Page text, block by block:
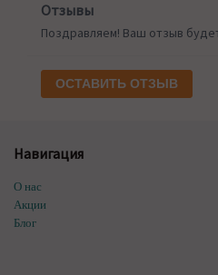
Отзывы
Поздравляем! Ваш отзыв
ОСТАВИТЬ ОТЗЫВ
Навигация
О нас
Акции
Блог